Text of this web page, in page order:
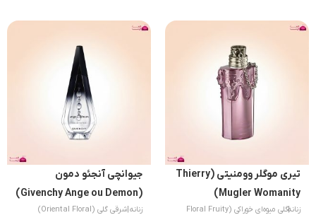
تیری موگلر وومنیتی (Thierry
Mugler Womanity)
زنانه
|
گلی میوه‌ای خوراکی (Floral Fruity
جیوانچی آنجئو دمون
(Givenchy Ange ou Demon)
زنانه|شرقی گلی (Oriental Floral)